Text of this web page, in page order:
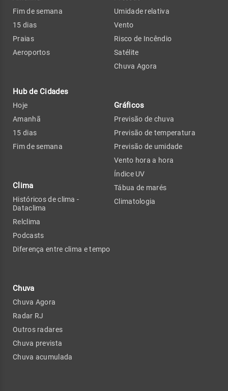
Fim de semana
15 dias
Praias
Aeroportos
Hub de Cidades
Hoje
Amanhã
15 dias
Fim de semana
Clima
Históricos de clima -
Dataclima
Relclima
Podcasts
Diferença entre clima e tempo
Chuva
Chuva Agora
Radar RJ
Outros radares
Chuva prevista
Chuva acumulada
Umidade relativa
Vento
Risco de Incêndio
Satélite
Chuva Agora
Gráficos
Previsão de chuva
Previsão de temperatura
Previsão de umidade
Vento hora a hora
Índice UV
Tábua de marés
Climatologia